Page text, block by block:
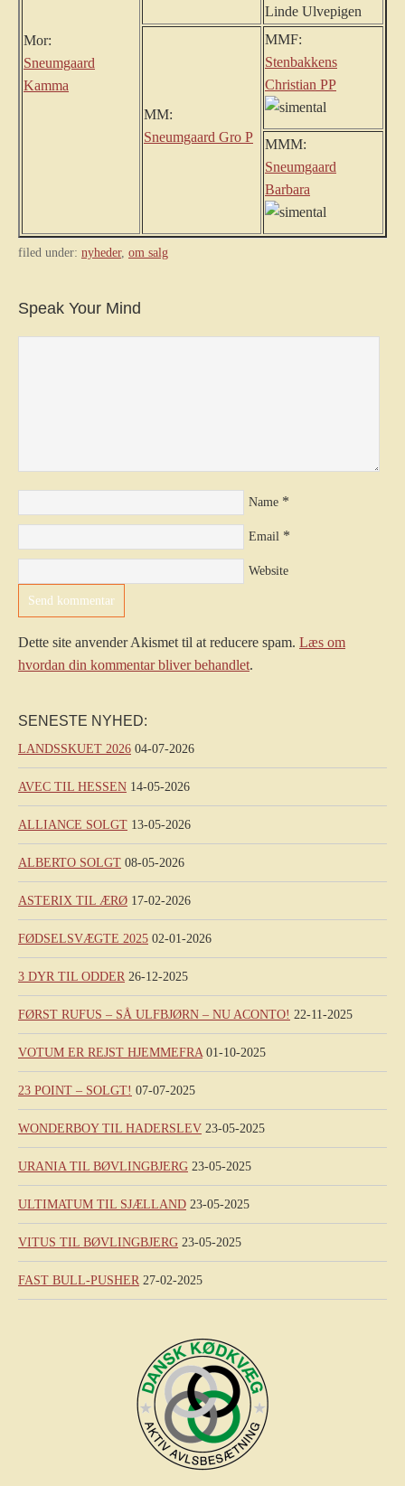
Mor:
Sneumgaard
Kamma
Linde Ulvepigen
MM:
Sneumgaard Gro P
MMF:
Stenbakkens
Christian PP
MMM:
Sneumgaard
Barbara
filed under: nyheder, om salg
Speak Your Mind
Name *
Email *
Website
Dette site anvender Akismet til at reducere spam. Læs om
hvordan din kommentar bliver behandlet.
SENESTE NYHED:
LANDSSKUET 2026 04-07-2026
AVEC TIL HESSEN 14-05-2026
ALLIANCE SOLGT 13-05-2026
ALBERTO SOLGT 08-05-2026
ASTERIX TIL ÆRØ 17-02-2026
FØDSELSVÆGTE 2025 02-01-2026
3 DYR TIL ODDER 26-12-2025
FØRST RUFUS – SÅ ULFBJØRN – NU ACONTO! 22-11-2025
VOTUM ER REJST HJEMMEFRA 01-10-2025
23 POINT – SOLGT! 07-07-2025
WONDERBOY TIL HADERSLEV 23-05-2025
URANIA TIL BØVLINGBJERG 23-05-2025
ULTIMATUM TIL SJÆLLAND 23-05-2025
VITUS TIL BØVLINGBJERG 23-05-2025
FAST BULL-PUSHER 27-02-2025